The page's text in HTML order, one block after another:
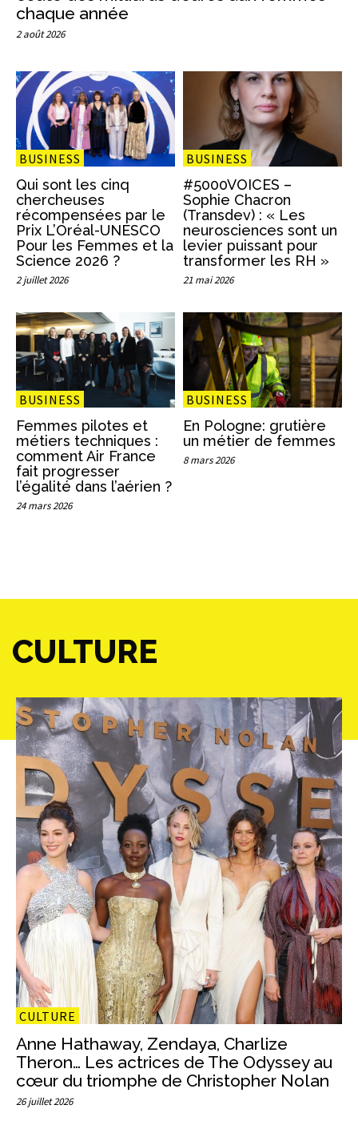
chaque année
2 août 2026
BUSINESS
Qui sont les cinq
chercheuses
récompensées par le
Prix L’Oréal-UNESCO
Pour les Femmes et la
Science 2026 ?
2 juillet 2026
BUSINESS
#5000VOICES –
Sophie Chacron
(Transdev) : « Les
neurosciences sont un
levier puissant pour
transformer les RH »
21 mai 2026
BUSINESS
Femmes pilotes et
métiers techniques :
comment Air France
fait progresser
l’égalité dans l’aérien ?
24 mars 2026
BUSINESS
En Pologne: grutière
un métier de femmes
8 mars 2026
CULTURE
CULTURE
Anne Hathaway, Zendaya, Charlize
Theron… Les actrices de The Odyssey au
cœur du triomphe de Christopher Nolan
26 juillet 2026